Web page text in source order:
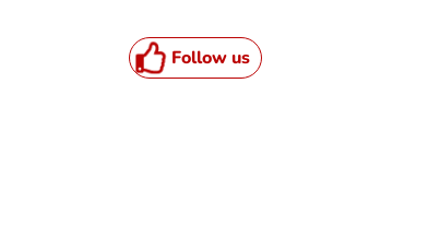
Follow us